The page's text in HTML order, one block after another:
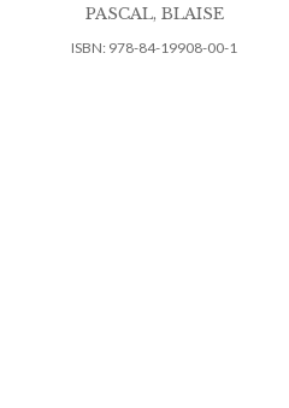
PASCAL, BLAISE
ISBN: 978-84-19908-00-1